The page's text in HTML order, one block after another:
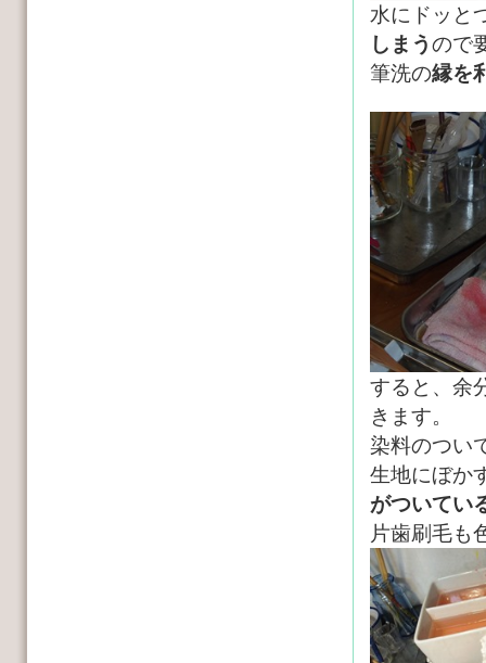
水にドッと
しまうので
筆洗の縁を
すると、余
きます。
染料のつい
生地にぼか
がついてい
片歯刷毛も